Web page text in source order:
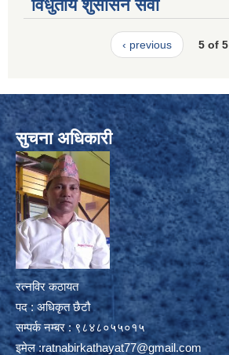
विधुतीय शुसासन सेवा
‹ previous 5 of 5
सुचना अधिकारी
रत्नविर कठायत
पद : अधिकृत छैटौ
सम्पर्क नम्बर : ९८४८०५५०१५
इमेल :ratnabirkathayat77@gmail.com